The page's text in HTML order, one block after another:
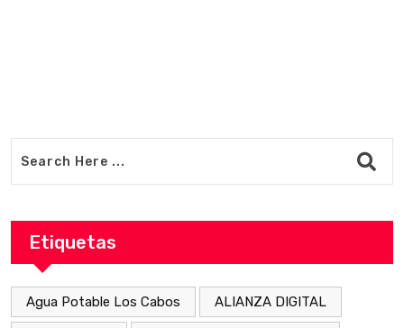
Etiquetas
Agua Potable Los Cabos ALIANZA DIGITAL